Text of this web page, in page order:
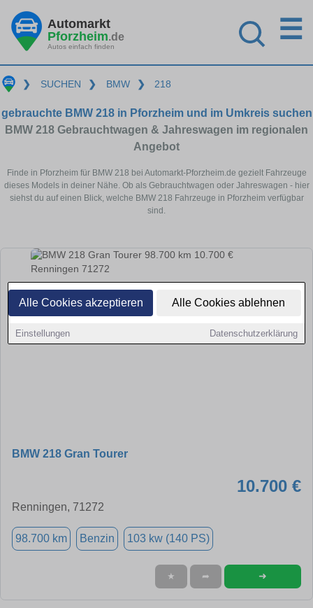
Alle Cookies akzeptieren Alle Cookies ablehnen
Einstellungen Datenschutzerklärung
Automarkt
Pforzheim.de
Autos einfach finden
☰
❯ SUCHEN ❯ BMW ❯ 218
gebrauchte BMW 218 in Pforzheim und im Umkreis suchen
BMW 218 Gebrauchtwagen & Jahreswagen im regionalen
Angebot
Finde in Pforzheim für BMW 218 bei Automarkt-Pforzheim.de gezielt Fahrzeuge
dieses Models in deiner Nähe. Ob als Gebrauchtwagen oder Jahreswagen - hier
siehst du auf einen Blick, welche BMW 218 Fahrzeuge in Pforzheim verfügbar
sind.
BMW 218 Gran Tourer
10.700 €
Renningen, 71272
98.700 km Benzin 103 kw (140 PS)
★ ➦ ➜